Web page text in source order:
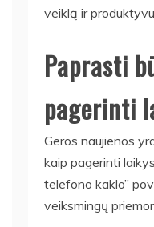
veiklą ir
Paprasti
pagerinti
Geros naujienos
kaip pagerinti
telefono kaklo”
veiksmingų